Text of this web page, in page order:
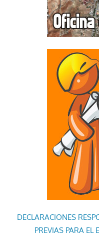
DECLARACIONES
PREVIAS PARA EL